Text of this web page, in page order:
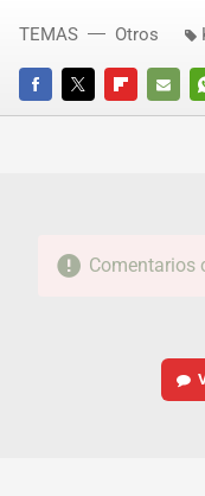
FACEBOOKTWITTERFLIPBOARD
E-
TEMAS Otros
Comentarios